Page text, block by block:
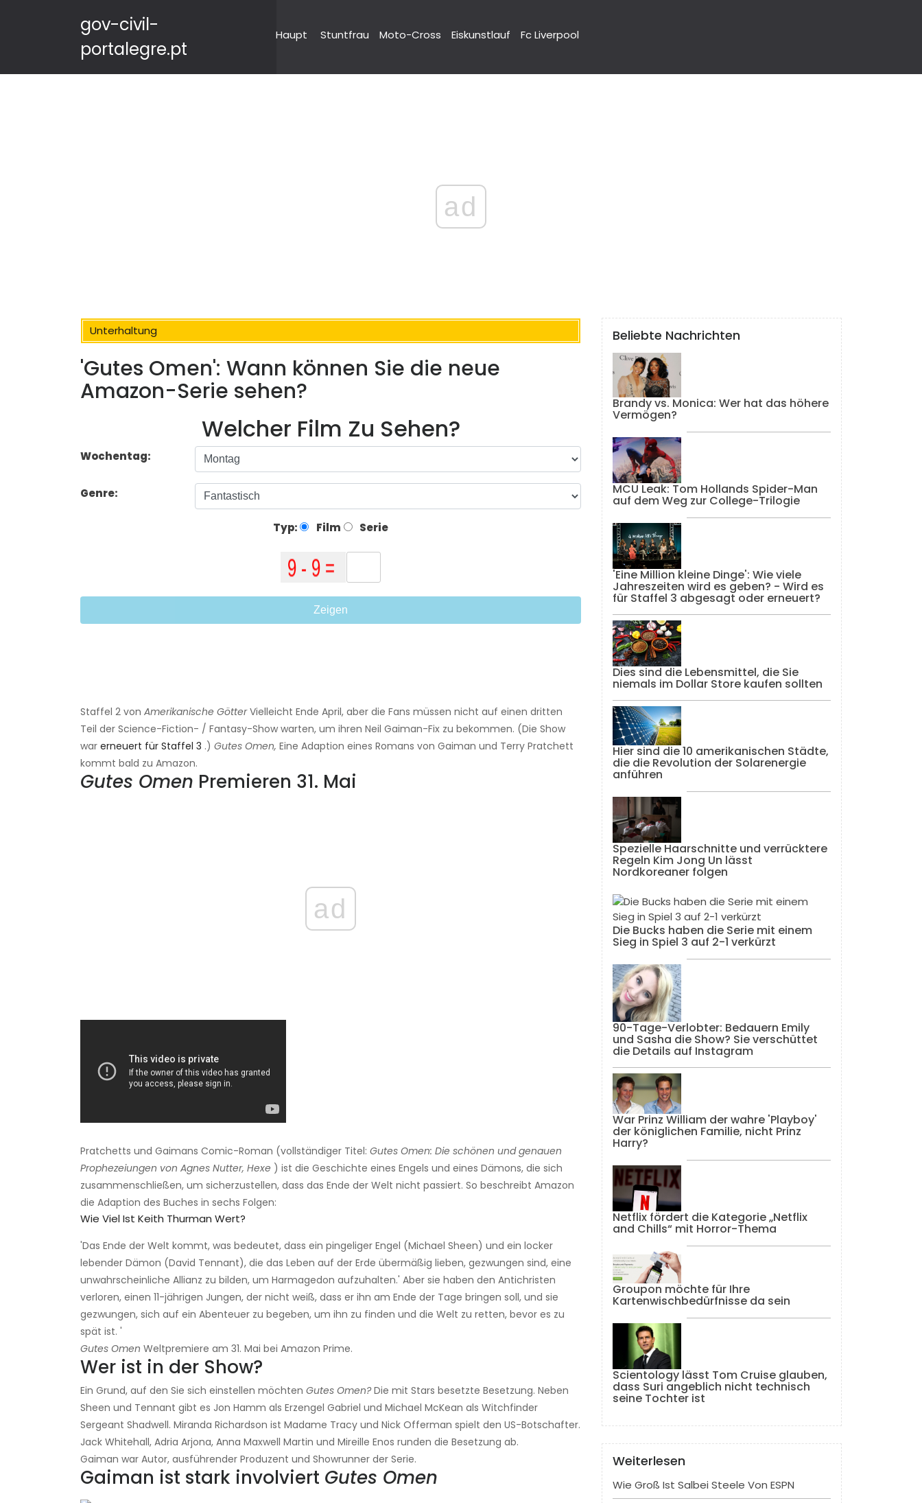
gov-civil-
portalegre.pt
Haupt Stuntfrau Moto-Cross Eiskunstlauf Fc Liverpool
ad
Unterhaltung
'Gutes Omen': Wann können Sie die neue
Amazon-Serie sehen?
Welcher Film Zu Sehen?
Wochentag:
Genre:
Typ: Film Serie
Zeigen
Staffel 2 von Amerikanische GötterVielleicht Ende April, aber die Fans müssen nicht auf einen dritten
Teil der Science-Fiction- / Fantasy-Show warten, um ihren Neil Gaiman-Fix zu bekommen. (Die Show
war erneuert für Staffel 3 .) Gutes Omen, Eine Adaption eines Romans von Gaiman und Terry Pratchett
kommt bald zu Amazon.
Gutes Omen Premieren 31. Mai
ad
Pratchetts und Gaimans Comic-Roman (vollständiger Titel: Gutes Omen: Die schönen und genauen
Prophezeiungen von Agnes Nutter, Hexe ) ist die Geschichte eines Engels und eines Dämons, die sich
zusammenschließen, um sicherzustellen, dass das Ende der Welt nicht passiert. So beschreibt Amazon
die Adaption des Buches in sechs Folgen:
Wie Viel Ist Keith Thurman Wert?
'Das Ende der Welt kommt, was bedeutet, dass ein pingeliger Engel (Michael Sheen) und ein locker
lebender Dämon (David Tennant), die das Leben auf der Erde übermäßig lieben, gezwungen sind, eine
unwahrscheinliche Allianz zu bilden, um Harmagedon aufzuhalten.' Aber sie haben den Antichristen
verloren, einen 11-jährigen Jungen, der nicht weiß, dass er ihn am Ende der Tage bringen soll, und sie
gezwungen, sich auf ein Abenteuer zu begeben, um ihn zu finden und die Welt zu retten, bevor es zu
spät ist. '
Gutes Omen Weltpremiere am 31. Mai bei Amazon Prime.
Wer ist in der Show?
Ein Grund, auf den Sie sich einstellen möchten Gutes Omen?Die mit Stars besetzte Besetzung. Neben
Sheen und Tennant gibt es Jon Hamm als Erzengel Gabriel und Michael McKean als Witchfinder
Sergeant Shadwell. Miranda Richardson ist Madame Tracy und Nick Offerman spielt den US-Botschafter.
Jack Whitehall, Adria Arjona, Anna Maxwell Martin und Mireille Enos runden die Besetzung ab.
Gaiman war Autor, ausführender Produzent und Showrunner der Serie.
Gaiman ist stark involviert Gutes Omen
Beliebte Nachrichten
Brandy vs. Monica: Wer hat das höhere
Vermögen?
MCU Leak: Tom Hollands Spider-Man
auf dem Weg zur College-Trilogie
'Eine Million kleine Dinge': Wie viele
Jahreszeiten wird es geben? - Wird es
für Staffel 3 abgesagt oder erneuert?
Dies sind die Lebensmittel, die Sie
niemals im Dollar Store kaufen sollten
Hier sind die 10 amerikanischen Städte,
die die Revolution der Solarenergie
anführen
Spezielle Haarschnitte und verrücktere
Regeln Kim Jong Un lässt
Nordkoreaner folgen
Die Bucks haben die Serie mit einem
Sieg in Spiel 3 auf 2-1 verkürzt
90-Tage-Verlobter: Bedauern Emily
und Sasha die Show? Sie verschüttet
die Details auf Instagram
War Prinz William der wahre 'Playboy'
der königlichen Familie, nicht Prinz
Harry?
Netflix fördert die Kategorie „Netflix
and Chills“ mit Horror-Thema
Groupon möchte für Ihre
Kartenwischbedürfnisse da sein
Scientology lässt Tom Cruise glauben,
dass Suri angeblich nicht technisch
seine Tochter ist
Weiterlesen
Wie Groß Ist Salbei Steele Von ESPN